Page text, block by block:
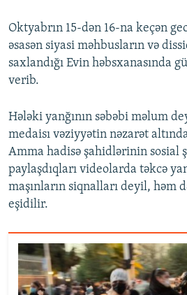
Oktyabrın 15-dən 16-na keçən
əsasən siyasi məhbusların və
saxlandığı Evin həbsxanasında
verib.
Hələki yanğının səbəbi məlum
medaisı vəziyyətin nəzarət
Amma hadisə şahidlərinin sosial
paylaşdıqları videolarda təkcə
maşınların siqnalları deyil, həm
eşidilir.